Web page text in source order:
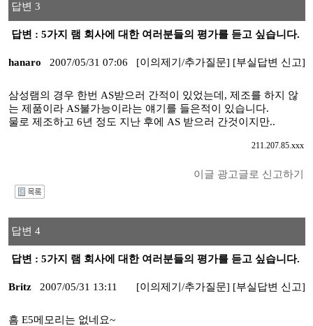
답변 3
답변 : 5가지 램 회사에 대한 여러분들의 평가를 듣고 싶습니다.
hanaro 2007/05/31 07:06 [이의제기/추가질문] [부실답변 신고]
삼성램의 경우 한번 AS받으러 간적이 있었는데, 제조를 하지 않
는 제품이라 AS불가능이라는 얘기를 들은적이 있습니다.
물로 제조하고 6년 정도 지난 후에 AS 받으러 간것이지만..
211.207.85.xxx
이글 광고글로 신고하기
답변 4
답변 : 5가지 램 회사에 대한 여러분들의 평가를 듣고 싶습니다.
Britz 2007/05/31 13:11 [이의제기/추가질문] [부실답변 신고]
흠 E5메모리는 없네요~